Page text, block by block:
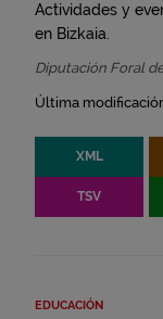
Actividades y
en Bizkaia.
Diputación Foral
Última
XML
TSV
EDUCACIÓN